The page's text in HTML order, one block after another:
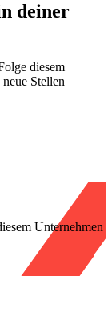
deiner
diesem
Stellen
Unternehmen